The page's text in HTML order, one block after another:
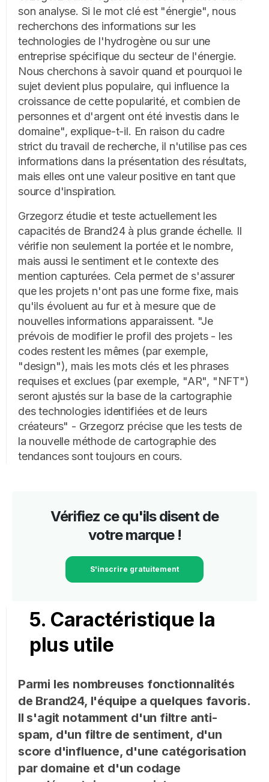
son analyse. Si le mot clé est "énergie", nous
recherchons des informations sur les
technologies de l'hydrogène ou sur une
entreprise spécifique du secteur de l'énergie.
Nous cherchons à savoir quand et pourquoi le
sujet devient plus populaire, qui influence la
croissance de cette popularité, et combien de
personnes et d'argent ont été investis dans le
domaine", explique-t-il. En raison du cadre
strict du travail de recherche, il n'utilise pas ces
informations dans la présentation des résultats,
mais elles ont une valeur positive en tant que
source d'inspiration.
Grzegorz étudie et teste actuellement les
capacités de Brand24 à plus grande échelle. Il
vérifie non seulement la portée et le nombre,
mais aussi le sentiment et le contexte des
mention capturées. Cela permet de s'assurer
que les projets n'ont pas une forme fixe, mais
qu'ils évoluent au fur et à mesure que de
nouvelles informations apparaissent. "Je
prévois de modifier le profil des projets - les
codes restent les mêmes (par exemple,
"design"), mais les mots clés et les phrases
requises et exclues (par exemple, "AR", "NFT")
seront ajustés sur la base de la cartographie
des technologies identifiées et de leurs
créateurs" - Grzegorz précise que les tests de
la nouvelle méthode de cartographie des
tendances sont toujours en cours.
Vérifiez ce qu'ils disent de
votre marque !
S'inscrire gratuitement
5. Caractéristique la
plus utile
Parmi les nombreuses fonctionnalités
de Brand24, l'équipe a quelques favoris.
Il s'agit notamment d'un filtre anti-
spam, d'un filtre de sentiment, d'un
score d'influence, d'une catégorisation
par domaine et d'un codage